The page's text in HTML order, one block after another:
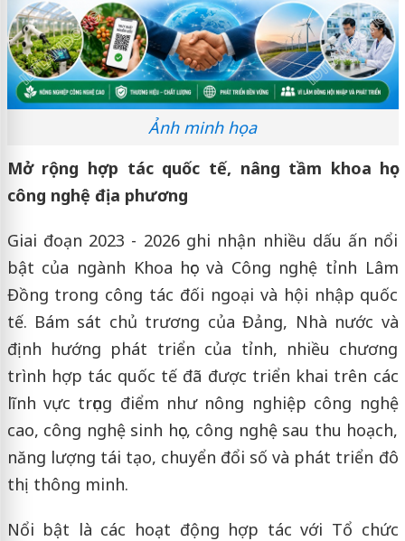
Ảnh minh họa
Mở rộng hợp tác quốc tế, nâng tầm khoa học
công nghệ địa phương
Giai đoạn 2023 - 2026 ghi nhận nhiều dấu ấn nổi
bật của ngành Khoa học và Công nghệ tỉnh Lâm
Đồng trong công tác đối ngoại và hội nhập quốc
tế. Bám sát chủ trương của Đảng, Nhà nước và
định hướng phát triển của tỉnh, nhiều chương
trình hợp tác quốc tế đã được triển khai trên các
lĩnh vực trọng điểm như nông nghiệp công nghệ
cao, công nghệ sinh học, công nghệ sau thu hoạch,
năng lượng tái tạo, chuyển đổi số và phát triển đô
thị thông minh.
Nổi bật là các hoạt động hợp tác với Tổ chức